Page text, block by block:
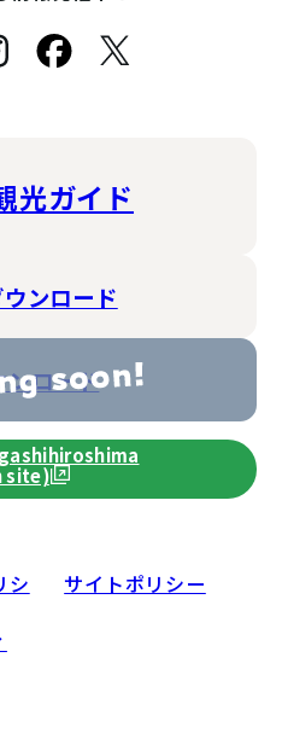
光ガイド
ンロード
ンロード
site)
シ
サイトポリシー